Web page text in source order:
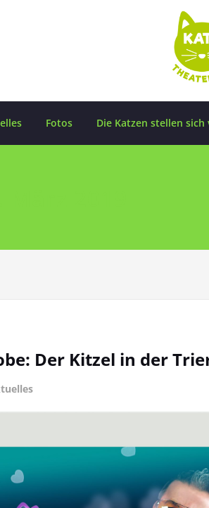
Fotos Die Katzen stellen sich
Der Kitzel in der